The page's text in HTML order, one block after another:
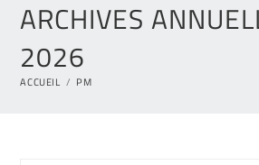
ARCHIVES
2026
ACCUEIL / PM